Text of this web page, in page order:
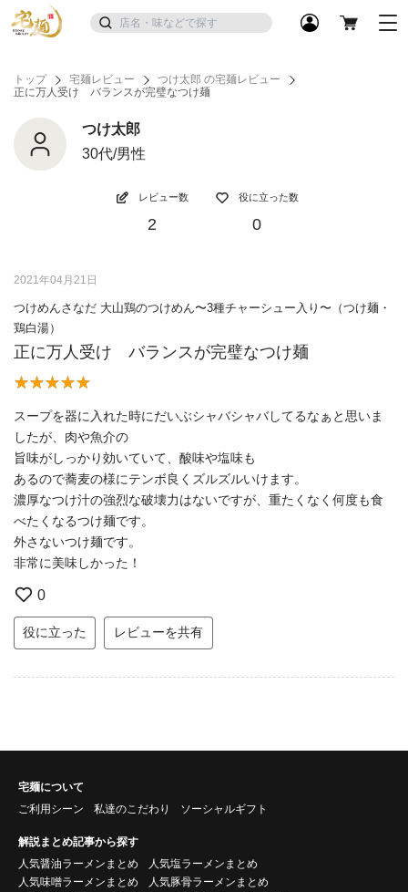
トップ 宅麺レビュー
つけ太郎 の宅麺レビュー
正に万人受け バランスが完璧なつけ麺
つけ太郎
30代/男性
レビュー数
2
役に立った数
0
2021年04月21日
つけめんさなだ 大山鶏のつけめん〜3種チャーシュー入り〜（つけ麺・
鶏白湯）
正に万人受け バランスが完璧なつけ麺
スープを器に入れた時にだいぶシャバシャバしてるなぁと思いま
したが、肉や魚介の
旨味がしっかり効いていて、酸味や塩味も
あるので蕎麦の様にテンボ良くズルズルいけます。
濃厚なつけ汁の強烈な破壊力はないですが、重たくなく何度も食
べたくなるつけ麺です。
外さないつけ麺です。
非常に美味しかった！
0
役に立った レビューを共有
宅麺について
ご利用シーン
私達のこだわり ソーシャルギフト
解説まとめ記事から探す
人気醤油ラーメンまとめ
人気塩ラーメンまとめ
人気味噌ラーメンまとめ
人気豚骨ラーメンまとめ